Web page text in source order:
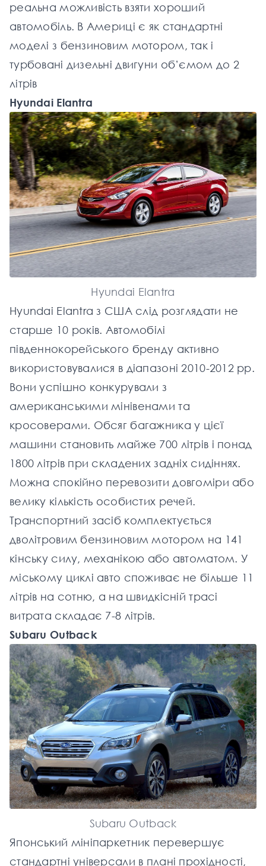
реальна можливість взяти хороший
автомобіль. В Америці є як стандартні
моделі з бензиновим мотором, так і
турбовані дизельні двигуни об’ємом до 2
літрів
Hyundai Elantra
Hyundai Elantra
Hyundai Elantra з США слід розглядати не
старше 10 років. Автомобілі
південнокорейського бренду активно
використовувалися в діапазоні 2010-2012 рр.
Вони успішно конкурували з
американськими мінівенами та
кросоверами. Обсяг багажника у цієї
машини становить майже 700 літрів і понад
1800 літрів при складених задніх сидіннях.
Можна спокійно перевозити довгоміри або
велику кількість особистих речей.
Транспортний засіб комплектується
дволітровим бензиновим мотором на 141
кінську силу, механікою або автоматом. У
міському циклі авто споживає не більше 11
літрів на сотню, а на швидкісній трасі
витрата складає 7-8 літрів.
Subaru Outback
Subaru Outback
Японський мініпаркетник перевершує
стандартні універсали в плані прохідності,